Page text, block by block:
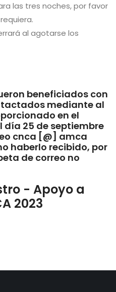
las tres noches, por favor
al agotarse los
beneficiados con
mediante al
en el
día 25 de septiembre
cnca [@] amca
haberlo recibido, por
de correo no
- Apoyo a
2023